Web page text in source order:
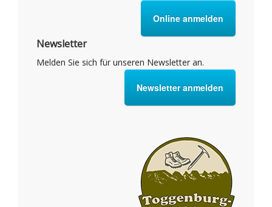
Online anmelden
Newsletter
Melden Sie sich für unseren Newsletter an.
Newsletter anmelden